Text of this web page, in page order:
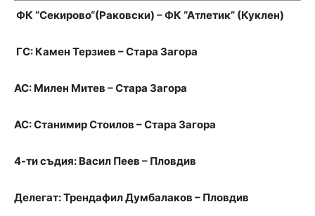
ФК “Секирово“(Раковски) – ФК “Атлетик” (Куклен)
ГС: Камен Терзиев – Стара Загора
АС: Милен Митев – Стара Загора
АС: Станимир Стоилов – Стара Загора
4-ти съдия: Васил Пеев – Пловдив
Делегат: Трендафил Думбалаков – Пловдив